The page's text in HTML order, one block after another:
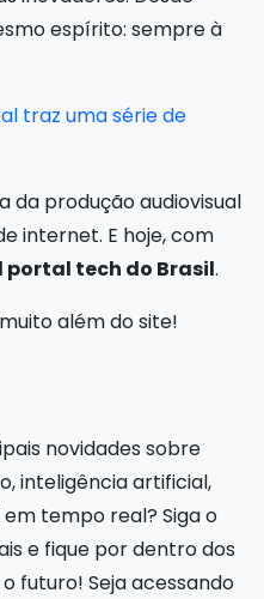
espírito: sempre à
traz uma série de
da produção audiovisual
internet. E hoje, com
portal tech do Brasil.
além do site!
novidades sobre
inteligência artificial,
tempo real? Siga o
e fique por dentro dos
futuro! Seja acessando